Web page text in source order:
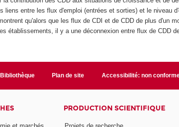
liens entre les flux d'emploi (entrées et sorties) et le niveau
qu'alors que les flux de CDI et de CDD de plus d'un
établissements, il y a une déconnexion entre flux de CDD
Bibliothèque Plan de site Accessibilité: non
PRODUCTION SCIENTIFIQUE